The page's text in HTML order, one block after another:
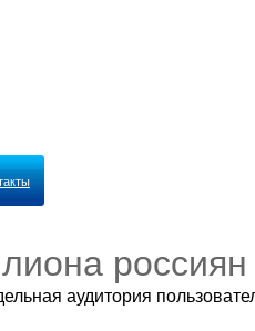
россиян
аудитория